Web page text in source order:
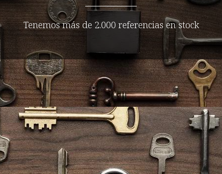
Tenemos más de 2.000 referencias en stock